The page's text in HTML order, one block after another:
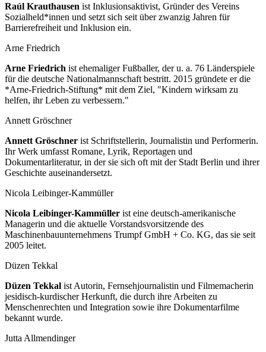
Raúl Krauthausen ist Inklusionsaktivist, Gründer des Vereins
Sozialheld*innen und setzt sich seit über zwanzig Jahren für
Barrierefreiheit und Inklusion ein.
Arne Friedrich
Arne Friedrich ist ehemaliger Fußballer, der u. a. 76 Länderspiele
für die deutsche Nationalmannschaft bestritt. 2015 gründete er die
*Arne-Friedrich-Stiftung* mit dem Ziel, "Kindern wirksam zu
helfen, ihr Leben zu verbessern."
Annett Gröschner
Annett Gröschner ist Schriftstellerin, Journalistin und Performerin.
Ihr Werk umfasst Romane, Lyrik, Reportagen und
Dokumentarliteratur, in der sie sich oft mit der Stadt Berlin und ihrer
Geschichte auseinandersetzt.
Nicola Leibinger-Kammüller
Nicola Leibinger-Kammüller ist eine deutsch-amerikanische
Managerin und die aktuelle Vorstandsvorsitzende des
Maschinenbauunternehmens Trumpf GmbH + Co. KG, das sie seit
2005 leitet.
Düzen Tekkal
Düzen Tekkal ist Autorin, Fernsehjournalistin und Filmemacherin
jesidisch-kurdischer Herkunft, die durch ihre Arbeiten zu
Menschenrechten und Integration sowie ihre Dokumentarfilme
bekannt wurde.
Jutta Allmendinger